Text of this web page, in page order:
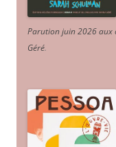
Parution juin 2026 aux
Géré.